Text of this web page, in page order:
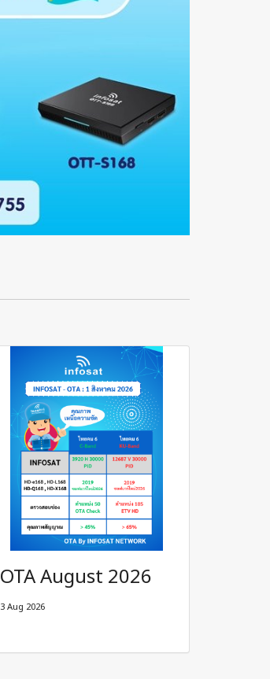
OTA August 2026
3 Aug 2026